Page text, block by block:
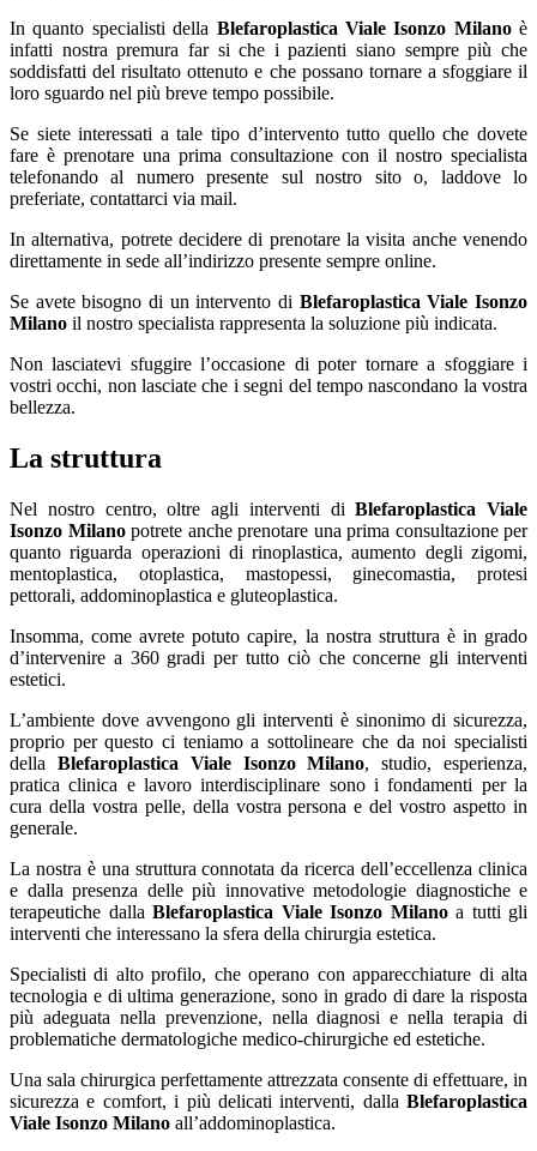
In quanto specialisti della Blefaroplastica Viale Isonzo Milanoè
infatti nostra premura far si che i pazienti siano sempre più che
soddisfatti del risultato ottenuto e che possano tornare a sfoggiare il
loro sguardo nel più breve tempo possibile.
Se siete interessati a tale tipo d’intervento tutto quello che dovete
fare è prenotare una prima consultazione con il nostro specialista
telefonando al numero presente sul nostro sito o, laddove lo
preferiate, contattarci via mail.
In alternativa, potrete decidere di prenotare la visita anche venendo
direttamente in sede all’indirizzo presente sempre online.
Se avete bisogno di un intervento di Blefaroplastica Viale Isonzo
Milano il nostro specialista rappresenta la soluzione più indicata.
Non lasciatevi sfuggire l’occasione di poter tornare a sfoggiare i
vostri occhi, non lasciate che i segni del tempo nascondano la vostra
bellezza.
La struttura
Nel nostro centro, oltre agli interventi diBlefaroplastica Viale
Isonzo Milanopotrete anche prenotare una prima consultazione per
quanto riguarda operazioni di rinoplastica, aumento degli zigomi,
mentoplastica, otoplastica, mastopessi, ginecomastia, protesi
pettorali, addominoplastica e gluteoplastica.
Insomma, come avrete potuto capire, la nostra struttura è in grado
d’intervenire a 360 gradi per tutto ciò che concerne gli interventi
estetici.
L’ambiente dove avvengono gli interventi è sinonimo di sicurezza,
proprio per questo ci teniamo a sottolineare che da noi specialisti
della Blefaroplastica Viale Isonzo Milano, studio, esperienza,
pratica clinica e lavoro interdisciplinare sono i fondamenti per la
cura della vostra pelle, della vostra persona e del vostro aspetto in
generale.
La nostra è una struttura connotata da ricerca dell’eccellenza clinica
e dalla presenza delle più innovative metodologie diagnostiche e
terapeutiche dalla Blefaroplastica Viale Isonzo Milanoa tutti gli
interventi che interessano la sfera della chirurgia estetica.
Specialisti di alto profilo, che operano con apparecchiature di alta
tecnologia e di ultima generazione, sono in grado di dare la risposta
più adeguata nella prevenzione, nella diagnosi e nella terapia di
problematiche dermatologiche medico-chirurgiche ed estetiche.
Una sala chirurgica perfettamente attrezzata consente di effettuare, in
sicurezza e comfort, i più delicati interventi, dalla Blefaroplastica
Viale Isonzo Milano all’addominoplastica.